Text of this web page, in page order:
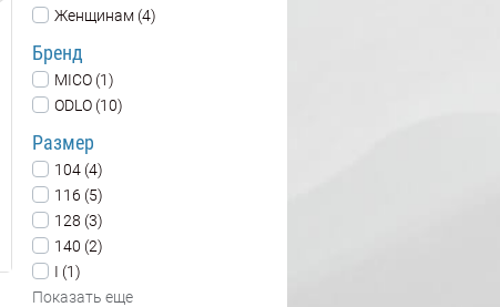
Женщинам (4)
Бренд
MICO (1)
ODLO (10)
Размер
104 (4)
116 (5)
128 (3)
140 (2)
I (1)
Показать еще